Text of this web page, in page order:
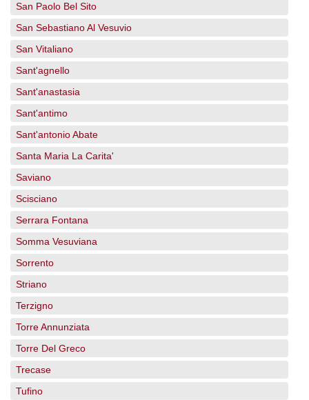
San Paolo Bel Sito
San Sebastiano Al Vesuvio
San Vitaliano
Sant'agnello
Sant'anastasia
Sant'antimo
Sant'antonio Abate
Santa Maria La Carita'
Saviano
Scisciano
Serrara Fontana
Somma Vesuviana
Sorrento
Striano
Terzigno
Torre Annunziata
Torre Del Greco
Trecase
Tufino